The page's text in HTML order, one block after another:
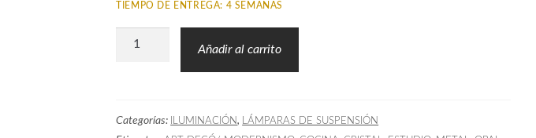
TIEMPO DE ENTREGA: 4 SEMANAS
Lámpara
cantidad
Añadir al carrito
Categorías: ILUMINACIÓN, LÁMPARAS DE SUSPENSIÓN